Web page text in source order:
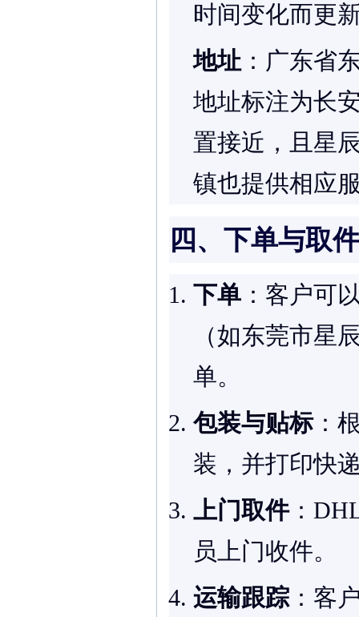
时间变化而更
地址：广东省
地址标注为长
置接近，且星
镇也提供相应
四、下单与取
下单 ：客户可
（如东莞市星
单。
包装与贴标：
装，并打印快
上门取件：
员上门收件。
运输跟踪：客